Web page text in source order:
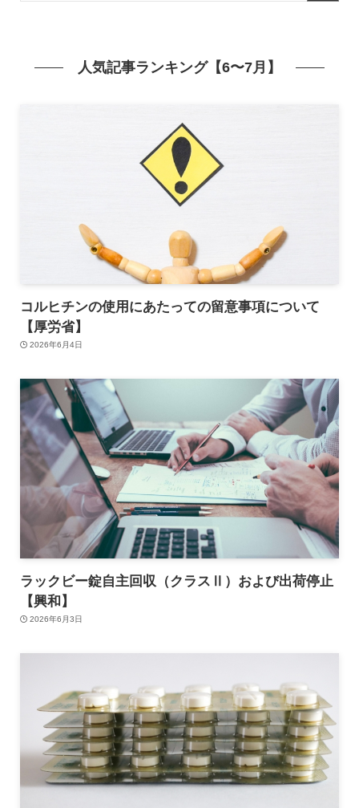
人気記事ランキング【6〜7月】
コルヒチンの使用にあたっての留意事項について
【厚労省】
2026年6月4日
ラックビー錠自主回収（クラスⅡ）および出荷停止
【興和】
2026年6月3日